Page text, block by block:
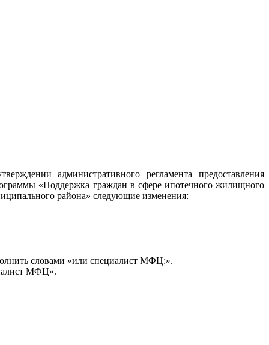
административного регламента предоставления
«Поддержка граждан в сфере ипотечного жилищного
района» следующие изменения:
словами «или специалист МФЦ:».
МФЦ».